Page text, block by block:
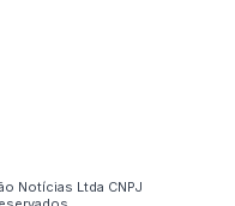
Notícias Ltda CNPJ